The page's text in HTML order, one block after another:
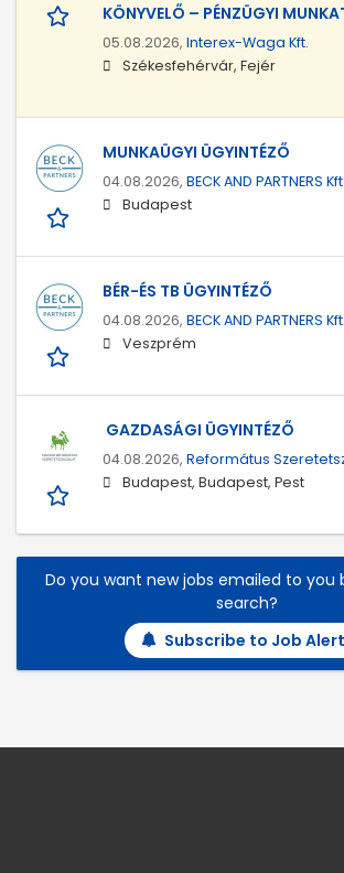
KÖNYVELŐ – PÉNZÜGYI
05.08.2026, Interex-Waga Kft.
Székesfehérvár, Fejér
MUNKAÜGYI ÜGYINTÉZŐ
04.08.2026, BECK AND PARTNERS Kft.
Budapest
BÉR-ÉS TB ÜGYINTÉZŐ
04.08.2026, BECK AND PARTNERS Kft.
Veszprém
GAZDASÁGI ÜGYINTÉZŐ
04.08.2026, Református
Budapest, Budapest, Pest
Do you want new jobs emailed to you
search?
Subscribe to Job